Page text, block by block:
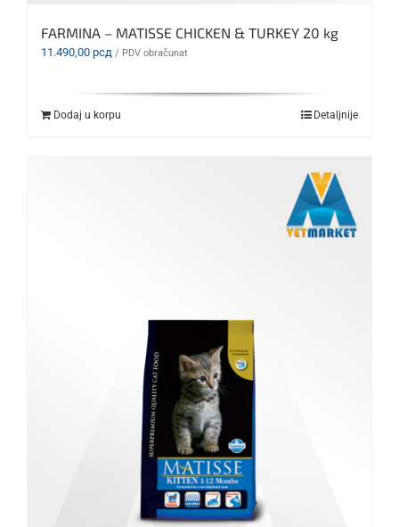
FARMINA – MATISSE CHICKEN & TURKEY 20 kg
11.490,00 рсд / PDV obračunat
Dodaj u korpu Detaljnije